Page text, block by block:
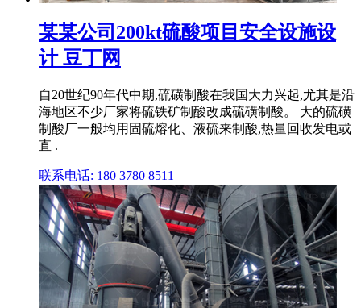
某某公司200kt硫酸项目安全设施设
计 豆丁网
自20世纪90年代中期,硫磺制酸在我国大力兴起,尤其是沿
海地区不少厂家将硫铁矿制酸改成硫磺制酸。 大的硫磺
制酸厂一般均用固硫熔化、液硫来制酸,热量回收发电或
直 .
联系电话: 180 3780 8511